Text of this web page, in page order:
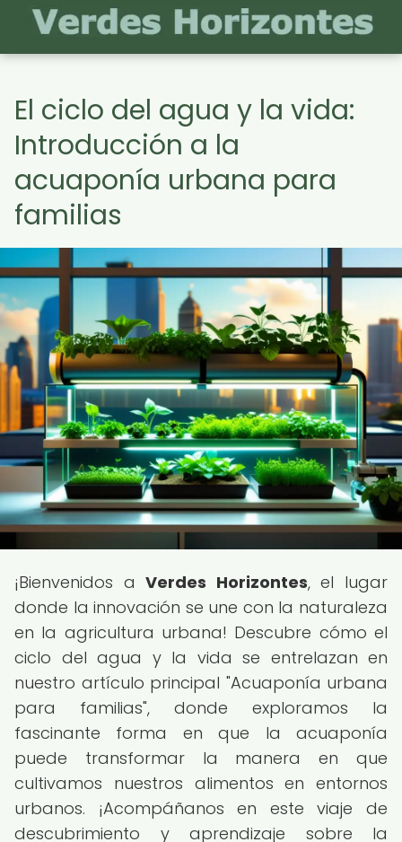
El ciclo del agua y la vida:
Introducción a la
acuaponía urbana para
familias
¡Bienvenidos aVerdes Horizontes, el lugar
donde la innovación se une con la naturaleza
en la agricultura urbana! Descubre cómo el
ciclo del agua y la vida se entrelazan en
nuestro artículo principal "Acuaponía urbana
para familias", donde exploramos la
fascinante forma en que la acuaponía
puede transformar la manera en que
cultivamos nuestros alimentos en entornos
urbanos. ¡Acompáñanos en este viaje de
descubrimiento y aprendizaje sobre la